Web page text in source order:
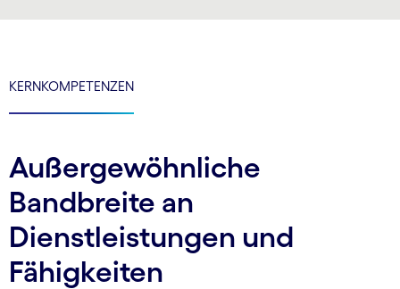
KERNKOMPETENZEN
Außergewöhnliche
Bandbreite an
Dienstleistungen und
Fähigkeiten